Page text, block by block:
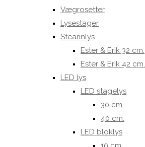
Vægrosetter
Lysestager
Stearinlys
Ester & Erik 32 cm.
Ester & Erik 42 cm.
LED lys
LED stagelys
30 cm.
40 cm.
LED bloklys